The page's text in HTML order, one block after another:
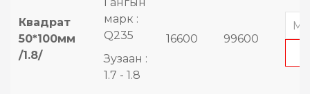
Квадрат
50*100мм
/1.8/
марк :
Q235
Зузаан :
1.7 - 1.8
16600 99600